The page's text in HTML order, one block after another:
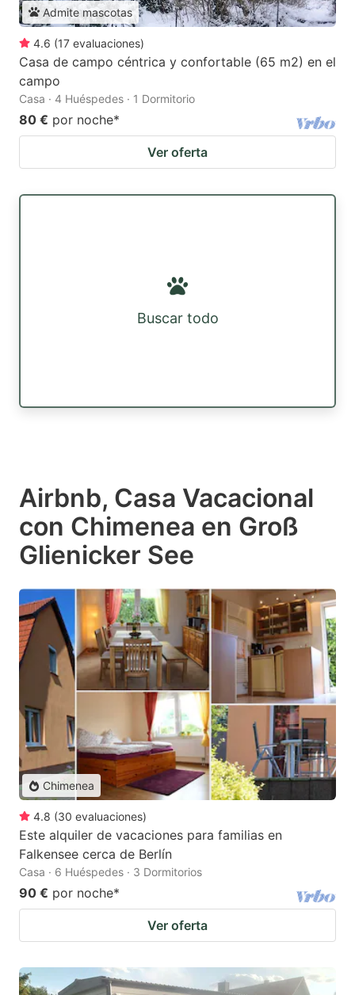
Admite mascotas
4.6 (17 evaluaciones)
Casa de campo céntrica y confortable (65 m2) en el
campo
Casa · 4 Huéspedes · 1 Dormitorio
80 € por noche*
Ver oferta
Buscar todo
Airbnb, Casa Vacacional
con Chimenea en Groß
Glienicker See
Chimenea
4.8 (30 evaluaciones)
Este alquiler de vacaciones para familias en
Falkensee cerca de Berlín
Casa · 6 Huéspedes · 3 Dormitorios
90 € por noche*
Ver oferta